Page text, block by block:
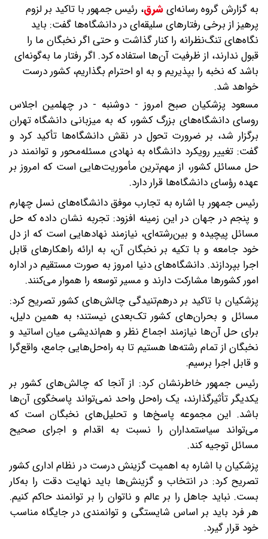
به گزارش گروه رسانه‌ایشرق، رئیس جمهور با تاکید بر لزوم
پرهیز از برخی رفتارهای سلیقه‌ای در دانشگاه‌ها گفت: باید
نگاه‌های تنگ‌نظرانه را کنار گذاشت و حتی اگر نخبگان ما را
قبول ندارند، از ظرفیت آن‌ها استفاده کرد. اگر رفتار ما به‌گونه‌ای
باشد که نخبه را بپذیریم و به او احترام بگذاریم، کشور درست
خواهد شد.
مسعود پزشکیان صبح امروز - دوشنبه - در چهلمین اجلاس
روسای دانشگاه‌های بزرگ کشور، که به میزبانی دانشگاه تهران
برگزار شد، بر ضرورت تحول در نقش دانشگاه‌ها تأکید کرد و
گفت: تغییر رویکرد دانشگاه به نهادی مسئله‌محور و توانمند در
حل مسائل کشور، از مهم‌ترین مأموریت‌هایی است که امروز بر
عهده رؤسای دانشگاه‌ها قرار دارد.
رئیس جمهور با اشاره به تجارب موفق دانشگاه‌های نسل چهارم
و پنجم در جهان در این زمینه افزود: تجربه نشان داده که حل
مسائل پیچیده و بین‌رشته‌ای، نیازمند نهادهایی است که از دل
خود جامعه و با تکیه بر نخبگان آن، به ارائه راهکارهای قابل
اجرا بپردازند. دانشگاه‌های دنیا امروز به صورت مستقیم در اداره
امور کشورها مشارکت دارند و مسیر توسعه را هموار می‌کنند.
پزشکیان با تاکید بر درهم‌تنیدگی چالش‌های کشور تصریح کرد:
مسائل و بحران‌های کشور تک‌بعدی نیستند؛ به همین دلیل،
برای حل آن‌ها نیازمند اجماع نظر و هم‌اندیشی میان اساتید و
نخبگان از تمام رشته‌ها هستیم تا به راه‌حل‌هایی جامع، واقع‌گرا
و قابل اجرا برسیم.
رئیس جمهور خاطرنشان کرد: از آنجا که چالش‌های کشور بر
یکدیگر تأثیرگذارند، یک راه‌حل واحد نمی‌تواند پاسخگوی آن‌ها
باشد. این مجموعه پاسخ‌ها و تحلیل‌های نخبگان است که
می‌تواند سیاستمداران را نسبت به اقدام و اجرای صحیح
مسائل توجیه کند.
پزشکیان با اشاره به اهمیت گزینش درست در نظام اداری کشور
تصریح کرد: در انتخاب و گزینش‌ها باید نهایت دقت را به‌کار
بست. نباید جاهل را بر عالم و ناتوان را بر توانمند حاکم کنیم.
هر فرد باید بر اساس شایستگی و توانمندی در جایگاه مناسب
خود قرار گیرد.